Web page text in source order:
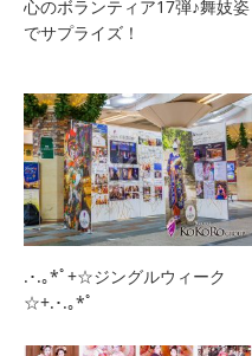
心のボランティア17弾♪舞妓姿
でサプライズ！
.･.｡*ﾟ+☆ジングルウィーク
☆+.･.｡*ﾟ